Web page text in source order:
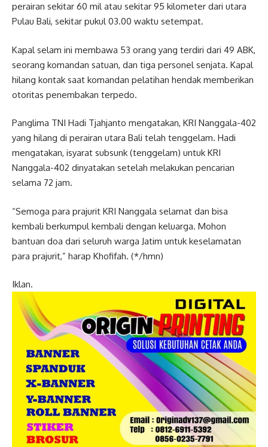
perairan sekitar 60 mil atau sekitar 95 kilometer dari utara
Pulau Bali, sekitar pukul 03.00 waktu setempat.
Kapal selam ini membawa 53 orang yang terdiri dari 49 ABK,
seorang komandan satuan, dan tiga personel senjata. Kapal
hilang kontak saat komandan pelatihan hendak memberikan
otoritas penembakan terpedo.
Panglima TNI Hadi Tjahjanto mengatakan, KRI Nanggala-402
yang hilang di perairan utara Bali telah tenggelam. Hadi
mengatakan, isyarat subsunk (tenggelam) untuk KRI
Nanggala-402 dinyatakan setelah melakukan pencarian
selama 72 jam.
“Semoga para prajurit KRI Nanggala selamat dan bisa
kembali berkumpul kembali dengan keluarga. Mohon
bantuan doa dari seluruh warga Jatim untuk keselamatan
para prajurit,” harap Khofifah. (*/hmn)
Iklan.